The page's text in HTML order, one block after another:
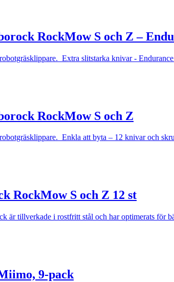
RockMow S och Z –
Extra slitstarka knivar -
RockMow S och Z
Enkla att byta – 12 knivar och
RockMow S och Z 12 st
är tillverkade i rostfritt stål och har optimerats för
9-pack